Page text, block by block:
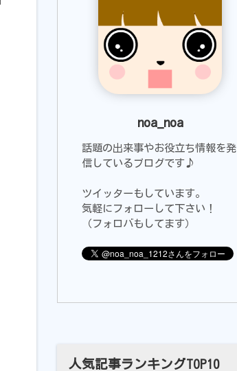
noa_noa
話題の出来事やお役立ち情報を発
信しているブログです♪
ツイッターもしています。
気軽にフォローして下さい！
（フォロバもしてます）
人気記事ランキングTOP10